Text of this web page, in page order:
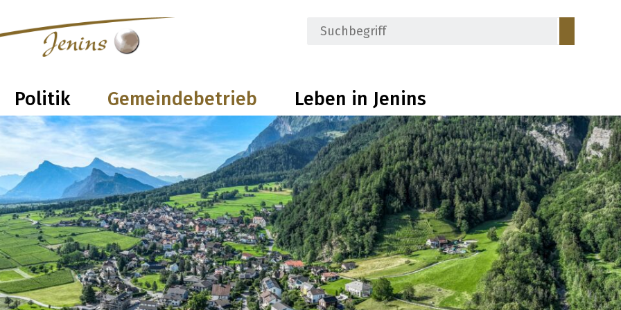
Suchbegriff
Politik Gemeindebetrieb Leben in Jenins